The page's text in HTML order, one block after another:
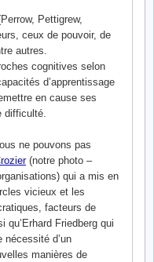
Pettigrew,
ceux de pouvoir, de
autres.
cognitives selon
d’apprentissage
en cause ses
difficulté.
ne pouvons pas
(notre photo –
qui a mis en
vicieux et les
facteurs de
qu’Erhard Friedberg qui
nécessité d’un
manières de